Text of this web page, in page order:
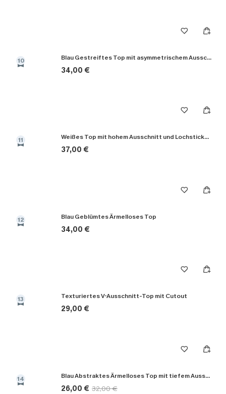
10 Blau Gestreiftes Top mit asymmetrischem Ausschnitt
34,00 €
11 Weißes Top mit hohem Ausschnitt und Lochstickerei
37,00 €
12 Blau Geblümtes Ärmelloses Top
34,00 €
13 Texturiertes V-Ausschnitt-Top mit Cutout
29,00 €
14 Blau Abstraktes Ärmelloses Top mit tiefem Ausschnitt
26,00 € 32,00 €